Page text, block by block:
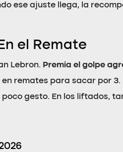
ese ajuste llega, la
el Remate
Lebron. Premia el golpe
remates para sacar por
gesto. En los liftados,